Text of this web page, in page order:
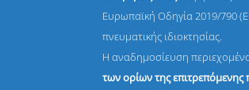
Ευρωπαϊκή Οδηγία 2019/790
πνευματικής ιδιοκτησίας.
Η αναδημοσίευση
των ορίων της